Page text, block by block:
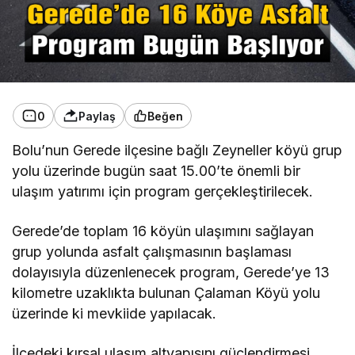
0 Paylaş Beğen
Bolu’nun Gerede ilçesine bağlı Zeyneller köyü grup
yolu üzerinde bugün saat 15.00’te önemli bir
ulaşım yatırımı için program gerçekleştirilecek.
Gerede’de toplam 16 köyün ulaşımını sağlayan
grup yolunda asfalt çalışmasının başlaması
dolayısıyla düzenlenecek program, Gerede’ye 13
kilometre uzaklıkta bulunan Çalaman Köyü yolu
üzerinde ki mevkiide yapılacak.